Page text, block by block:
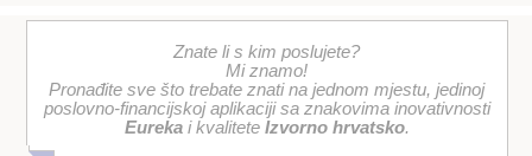
Znate li s kim poslujete?
Mi znamo!
Pronađite sve što trebate znati na jednom mjestu, jedinoj
poslovno-financijskoj aplikaciji sa znakovima inovativnosti
Eurekai kvalitete Izvorno hrvatsko.